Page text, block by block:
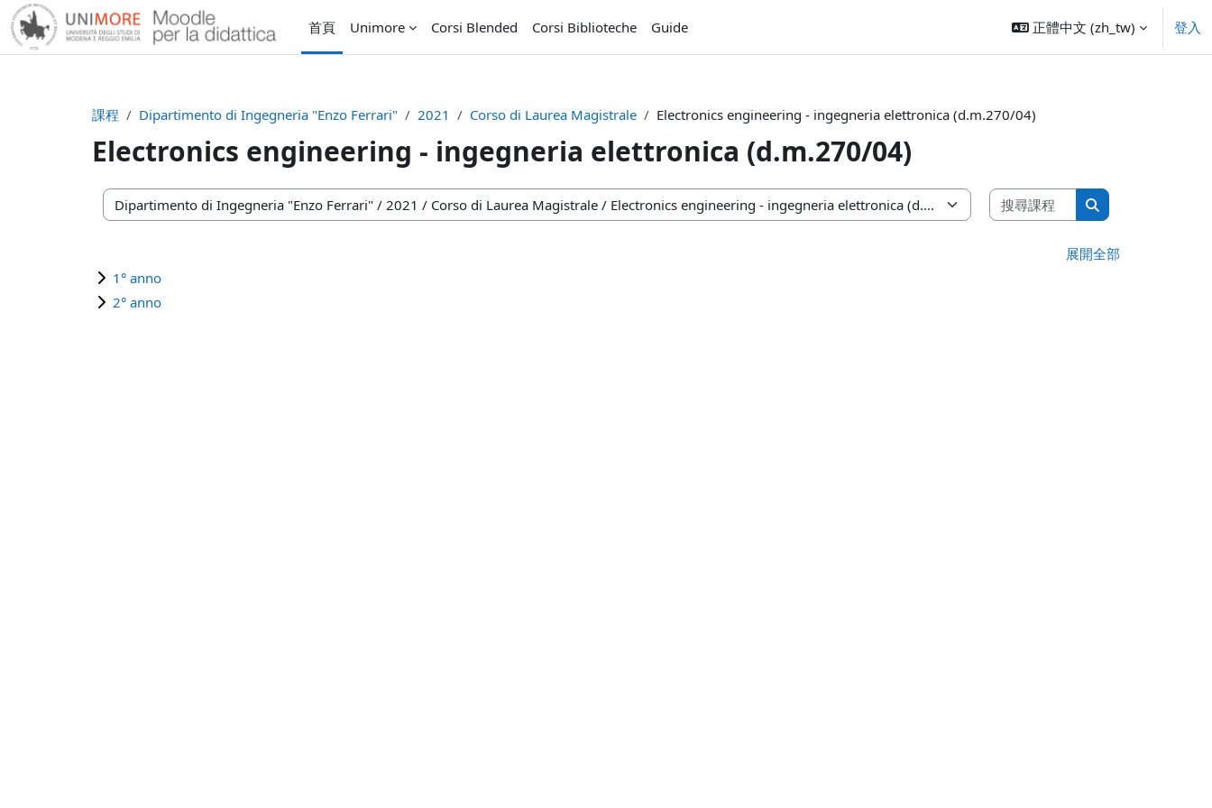
跳至主內容
首頁
Unimore Corsi Blended Corsi Biblioteche Guide 正體中文 ‎(zh_tw)‎ 登入
課程 Dipartimento di Ingegneria "Enzo Ferrari" 2021 Corso di Laurea Magistrale Electronics engineering - ingegneria elettronica (d.m.270/04)
Electronics engineering - ingegneria elettronica (d.m.270/04)
課程類別
搜尋課程
搜尋課程
展開全部
1° anno
2° anno